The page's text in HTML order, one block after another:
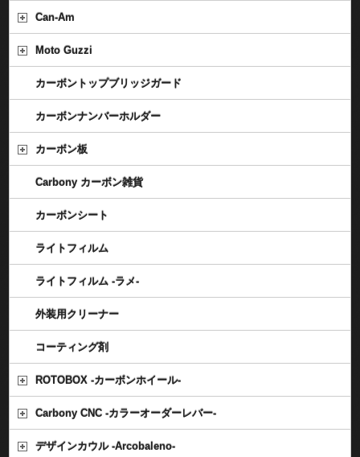
Can-Am
Moto Guzzi
カーボントップブリッジガード
カーボンナンバーホルダー
カーボン板
Carbony カーボン雑貨
カーボンシート
ライトフィルム
ライトフィルム -ラメ-
外装用クリーナー
コーティング剤
ROTOBOX -カーボンホイール-
Carbony CNC -カラーオーダーレバー-
デザインカウル -Arcobaleno-